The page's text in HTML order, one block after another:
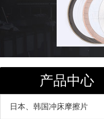
产品中心
日本、韩国冲床摩擦片